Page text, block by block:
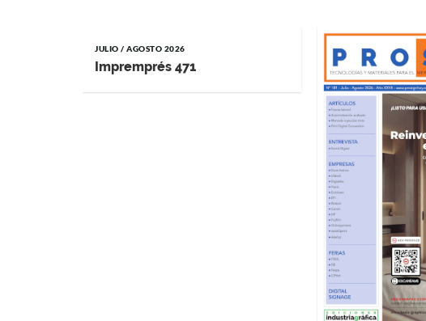
JULIO / AGOSTO 2026
Impremprés 471